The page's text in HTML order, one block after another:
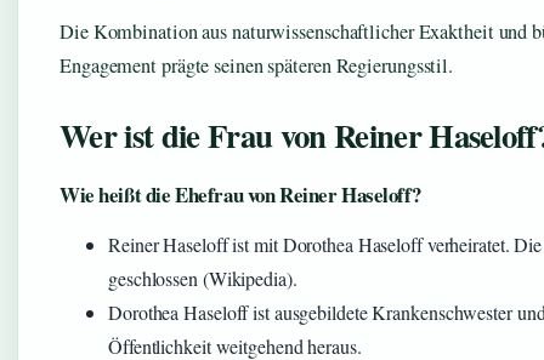
Die Kombination aus naturwissenschaftlicher Exaktheit und
Engagement prägte seinen späteren Regierungsstil.
Wer ist die Frau von Reiner
Wie heißt die Ehefrau von Reiner Haseloff?
Reiner Haseloff ist mit Dorothea Haseloff verheiratet.
geschlossen (Wikipedia).
Dorothea Haseloff ist ausgebildete Krankenschwester
Öffentlichkeit weitgehend heraus.